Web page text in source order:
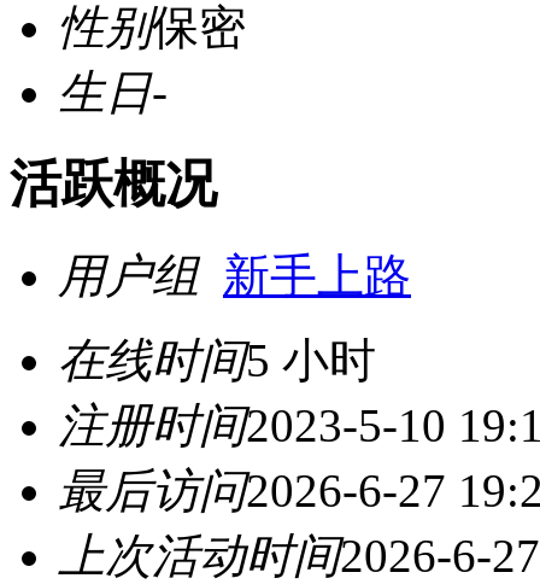
性别保密
生日-
活跃概况
用户组 新手上路
在线时间5 小时
注册时间2023-5-10
最后访问2026-6-27
上次活动时间2026-6-